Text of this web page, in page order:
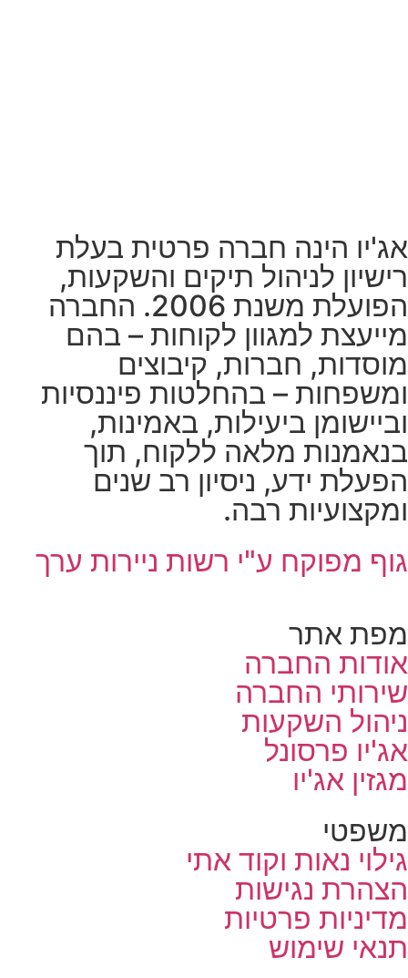
אג'יו הינה חברה פרטית בעלת
רישיון לניהול תיקים והשקעות,
הפועלת משנת 2006. החברה
מייעצת למגוון לקוחות – בהם
מוסדות, חברות, קיבוצים
ומשפחות – בהחלטות פיננסיות
וביישומן ביעילות, באמינות,
בנאמנות מלאה ללקוח, תוך
הפעלת ידע, ניסיון רב שנים
ומקצועיות רבה.
גוף מפוקח ע"י רשות ניירות ערך
מפת אתר
אודות החברה
שירותי החברה
ניהול השקעות
אג'יו פרסונל
מגזין אג'יו
משפטי
גילוי נאות וקוד אתי
הצהרת נגישות
מדיניות פרטיות
תנאי שימוש